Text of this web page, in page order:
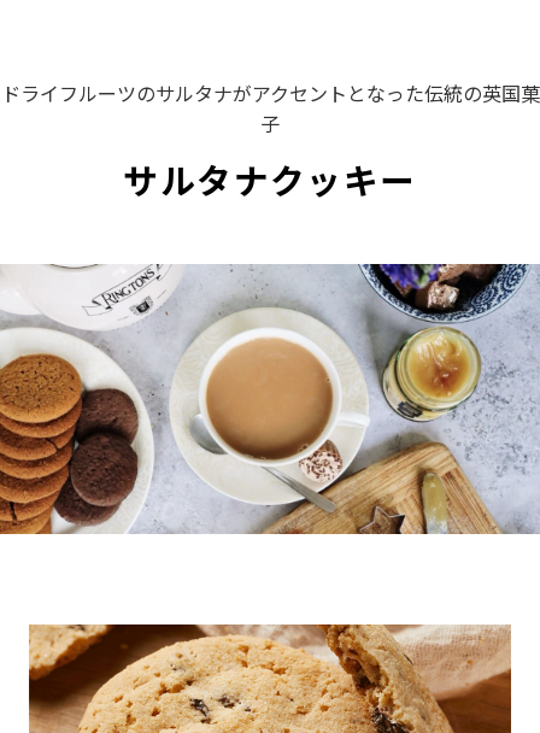
ドライフルーツのサルタナがアクセントとなった伝統の英国菓
子
サルタナクッキー